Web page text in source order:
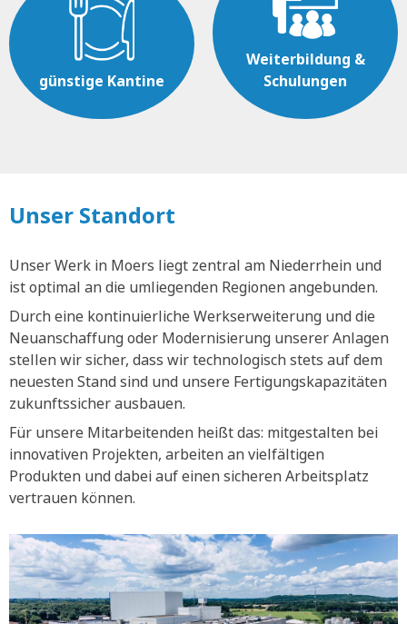
günstige Kantine
Weiterbildung &
Schulungen
Unser Standort
Unser Werk in Moers liegt zentral am Niederrhein und
ist optimal an die umliegenden Regionen angebunden.
Durch eine kontinuierliche Werkserweiterung und die
Neuanschaffung oder Modernisierung unserer Anlagen
stellen wir sicher, dass wir technologisch stets auf dem
neuesten Stand sind und unsere Fertigungskapazitäten
zukunftssicher ausbauen.
Für unsere Mitarbeitenden heißt das: mitgestalten bei
innovativen Projekten, arbeiten an vielfältigen
Produkten und dabei auf einen sicheren Arbeitsplatz
vertrauen können.